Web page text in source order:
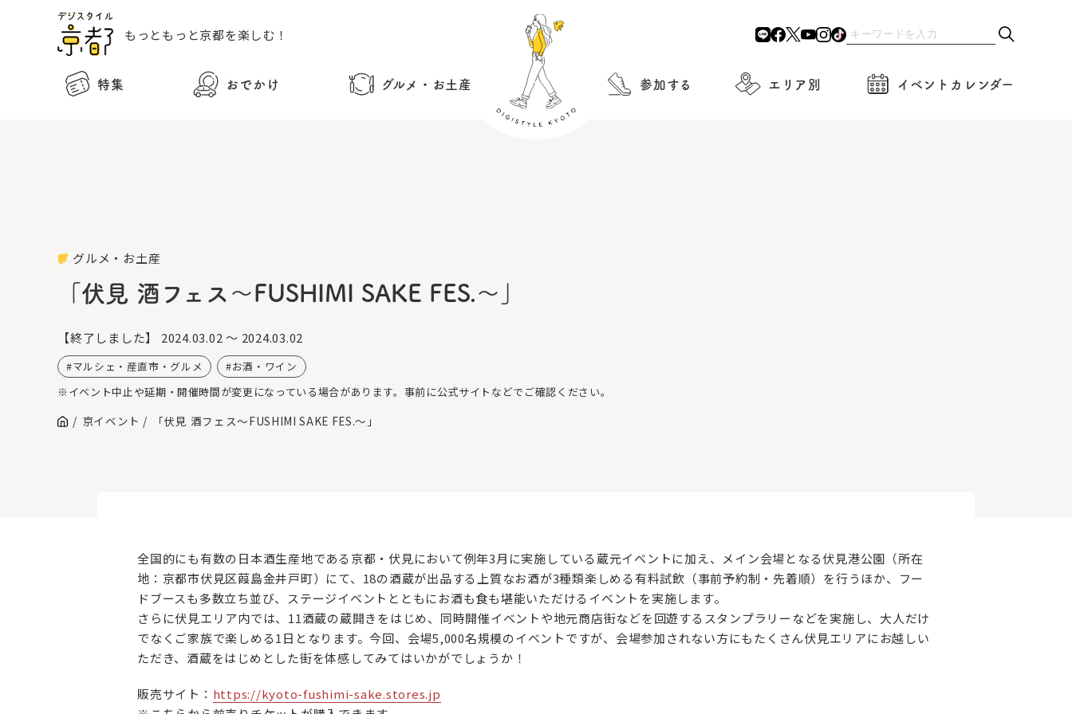
もっともっと京都を楽しむ！
特集 おでかけ グルメ・お土産 参加する エリア別 イベントカレンダー
グルメ・お土産
「伏見 酒フェス〜FUSHIMI SAKE FES.〜」
【終了しました】 2024.03.02 ～ 2024.03.02
マルシェ・産直市・グルメ
お酒・ワイン
※イベント中止や延期・開催時間が変更になっている場合があります。事前に公式サイトなどでご確認ください。
京イベント 「伏見 酒フェス〜FUSHIMI SAKE FES.〜」
全国的にも有数の日本酒生産地である京都・伏見において例年3月に実施している蔵元イベントに加え、メイン会場となる伏見港公園（所在
地：京都市伏見区葭島金井戸町）にて、18の酒蔵が出品する上質なお酒が3種類楽しめる有料試飲（事前予約制・先着順）を行うほか、フー
ドブースも多数立ち並び、ステージイベントとともにお酒も食も堪能いただけるイベントを実施します。
さらに伏見エリア内では、11酒蔵の蔵開きをはじめ、同時開催イベントや地元商店街などを回遊するスタンプラリーなどを実施し、大人だけ
でなくご家族で楽しめる1日となります。今回、会場5,000名規模のイベントですが、会場参加されない方にもたくさん伏見エリアにお越しい
ただき、酒蔵をはじめとした街を体感してみてはいかがでしょうか！
販売サイト： https://kyoto-fushimi-sake.stores.jp